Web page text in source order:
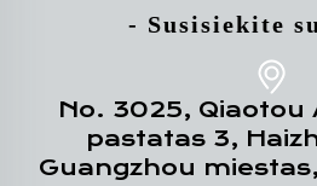
- Susisiekite
No. 3025, Qiaotou
pastatas 3,
Guangzhou